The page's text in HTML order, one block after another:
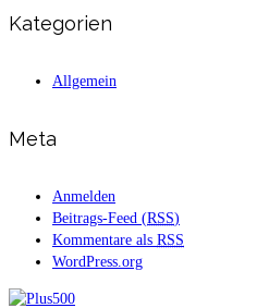
Kategorien
Allgemein
Meta
Anmelden
Beitrags-Feed (RSS)
Kommentare als RSS
WordPress.org